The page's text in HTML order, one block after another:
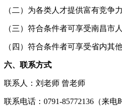
（二）为各类人才提供富有竞争
（三）符合条件者可享受南昌市
（四）符合条件者可享受省内其
六、联系方式
联系人：刘老师 曾老师
联系电话：0791-85772136（来电